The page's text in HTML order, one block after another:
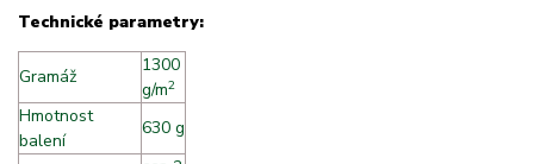
Technické parametry:
Gramáž
1300
g/m2
Hmotnost
balení
630 g